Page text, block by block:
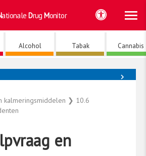
Nationale Drug Monitor
Alcohol Tabak Cannabis
kalmeringsmiddelen ❯ 10.6
en
→